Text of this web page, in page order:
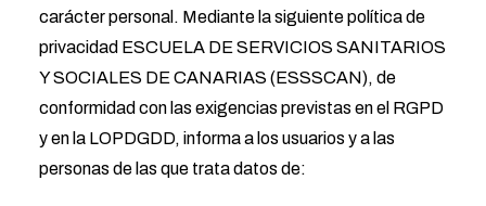
carácter personal. Mediante la siguiente política de
privacidad ESCUELA DE SERVICIOS SANITARIOS
Y SOCIALES DE CANARIAS (ESSSCAN), de
conformidad con las exigencias previstas en el RGPD
y en la LOPDGDD, informa a los usuarios y a las
personas de las que trata datos de: